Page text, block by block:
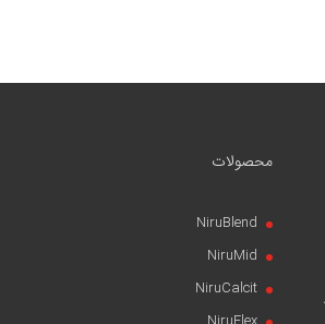
محصولات
NiruBlend
NiruMid
NiruCalcit